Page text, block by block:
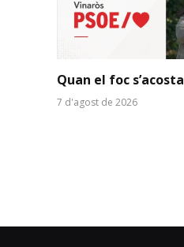
Quan el foc s’acosta
7 d'agost de 2026